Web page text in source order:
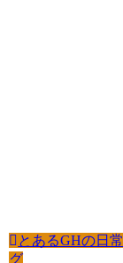
とあるGHの日常
グ